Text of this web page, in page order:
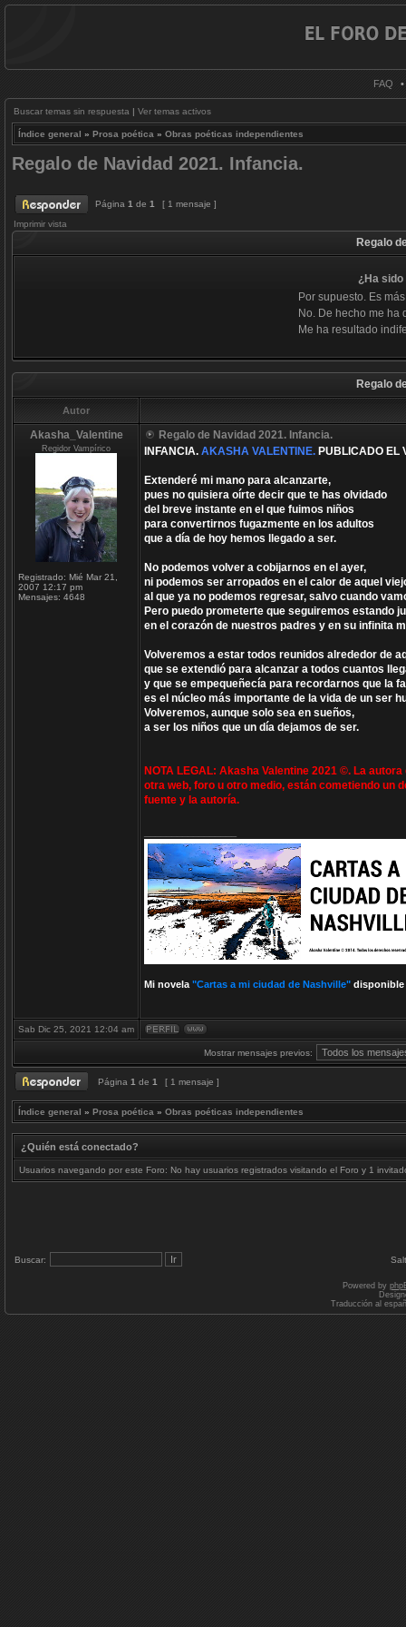
FAQ •
Buscar temas sin respuesta | Ver temas activos
Índice general » Prosa poética » Obras poéticas independientes
Regalo de Navidad 2021. Infancia.
Página 1 de 1
[ 1 mensaje ]
Imprimir vista
Regalo
¿Ha
Por supuesto. Es
No. De hecho me ha
Me ha resultado
Regalo
Autor
Akasha_Valentine
Regidor Vampírico
Registrado: Mié Mar 21,
2007 12:17 pm
Mensajes: 4648
Regalo de Navidad 2021. Infancia.
INFANCIA. AKASHA VALENTINE. PUBLICADO EL
Extenderé mi mano para alcanzarte,
pues no quisiera oírte decir que te has olvidado
del breve instante en el que fuimos niños
para convertirnos fugazmente en los adultos
que a día de hoy hemos llegado a ser.
No podemos volver a cobijarnos en el ayer,
ni podemos ser arropados en el calor de aquel
al que ya no podemos regresar, salvo cuando
Pero puedo prometerte que seguiremos estando
en el corazón de nuestros padres y en su infinita
Volveremos a estar todos reunidos alrededor de
que se extendió para alcanzar a todos cuantos
y que se empequeñecía para recordarnos que la
es el núcleo más importante de la vida de un ser
Volveremos, aunque solo sea en sueños,
a ser los niños que un día dejamos de ser.
NOTA LEGAL: Akasha Valentine 2021 ©. La
otra web, foro u otro medio, están cometiendo un
fuente y la autoría.
Mi novela "Cartas a mi ciudad de Nashville" disponible
Sab Dic 25, 2021 12:04 am
Mostrar mensajes previos:
Página 1 de 1 [ 1 mensaje ]
Índice general » Prosa poética » Obras poéticas independientes
¿Quién está conectado?
Usuarios navegando por este Foro: No hay usuarios registrados visitando el Foro y 1
Buscar:
Powered by
Traducción al